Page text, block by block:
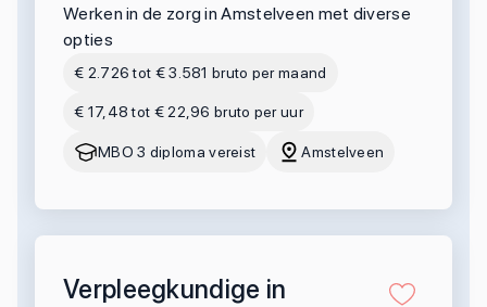
Werken in de zorg in Amstelveen met diverse
opties
€ 2.726 tot € 3.581 bruto per maand
€ 17,48 tot € 22,96 bruto per uur
MBO 3 diploma vereist Amstelveen
Verpleegkundige in